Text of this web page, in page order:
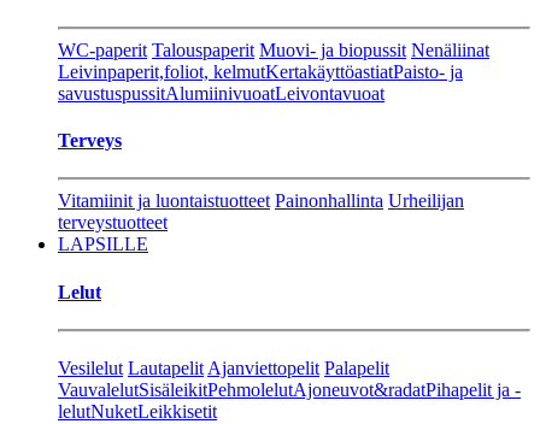
WC-paperit Talouspaperit Muovi- ja biopussit Nenäliinat
Leivinpaperit,foliot, kelmutKertakäyttöastiatPaisto- ja
savustuspussitAlumiinivuoatLeivontavuoat
Terveys
Vitamiinit ja luontaistuotteet Painonhallinta Urheilijan
terveystuotteet
LAPSILLE
Lelut
Vesilelut Lautapelit Ajanviettopelit Palapelit
VauvalelutSisäleikitPehmolelutAjoneuvot&radatPihapelit ja -
lelutNuketLeikkisetit